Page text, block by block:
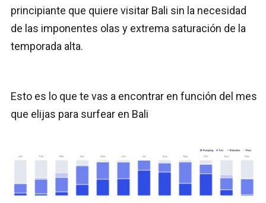
principiante que quiere visitar Bali sin la necesidad
de las imponentes olas y extrema saturación de la
temporada alta.
Esto es lo que te vas a encontrar en función del mes
que elijas para surfear en Bali